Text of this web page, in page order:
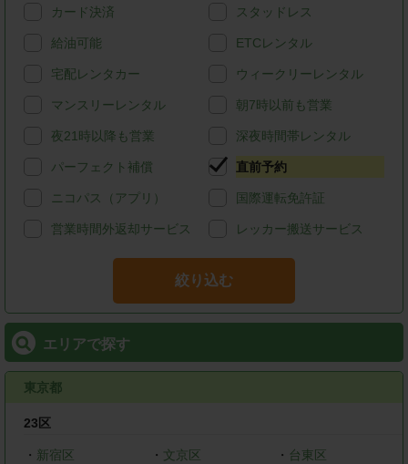
カード決済 スタッドレス
給油可能 ETCレンタル
宅配レンタカー ウィークリーレンタル
マンスリーレンタル 朝7時以前も営業
夜21時以降も営業 深夜時間帯レンタル
パーフェクト補償 直前予約
ニコパス（アプリ） 国際運転免許証
営業時間外返却サービス レッカー搬送サービス
絞り込む
エリアで探す
東京都
23区
・ 新宿区 ・ 文京区 ・ 台東区